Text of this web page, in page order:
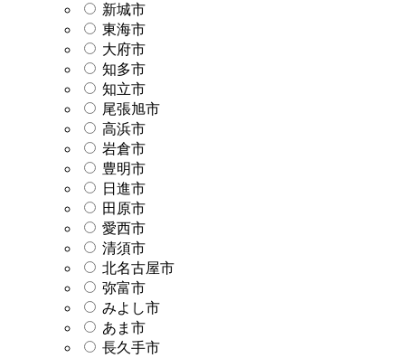
新城市
東海市
大府市
知多市
知立市
尾張旭市
高浜市
岩倉市
豊明市
日進市
田原市
愛西市
清須市
北名古屋市
弥富市
みよし市
あま市
長久手市